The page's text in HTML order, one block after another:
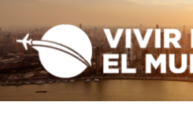
al
contenido